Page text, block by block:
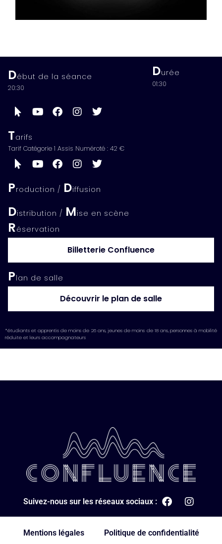
Début de la séance
20:30
Durée
01:30
Tarifs
Tarif Catégorie 1 Assis Numéroté : 42 €
Production / Diffusion
Distribution / Mise en scène
Réservation
Billetterie Confluence
Plan de salle
Découvrir le plan de salle
*étudiants et apprentis de moins de 26 ans, jeunes de moins de 18 ans, personnes à mobilité
réduite et leurs accompagnateurs
Suivez-nous sur les réseaux sociaux :
Mentions légales Politique de confidentialité